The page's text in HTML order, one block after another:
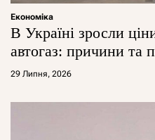
Економіка
В Україні зросли
автогаз: причини та
29 Липня, 2026